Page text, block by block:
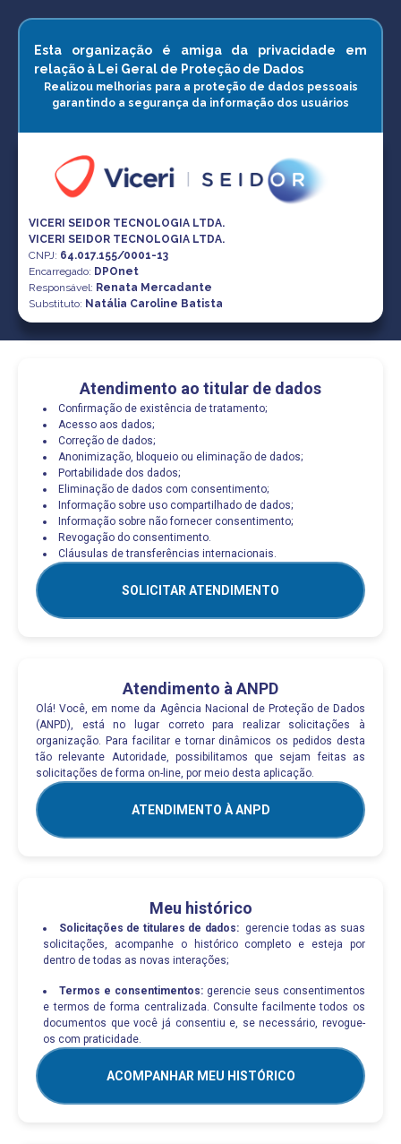
Esta organização é amiga da privacidade em
relação à Lei Geral de Proteção de Dados
Realizou melhorias para a proteção de dados pessoais
garantindo a segurança da informação dos usuários
VICERI SEIDOR TECNOLOGIA LTDA.
VICERI SEIDOR TECNOLOGIA LTDA.
CNPJ: 64.017.155/0001-13
Encarregado: DPOnet
Responsável: Renata Mercadante
Substituto: Natália Caroline Batista
Atendimento ao titular de dados
Confirmação de existência de tratamento;
Acesso aos dados;
Correção de dados;
Anonimização, bloqueio ou eliminação de dados;
Portabilidade dos dados;
Eliminação de dados com consentimento;
Informação sobre uso compartilhado de dados;
Informação sobre não fornecer consentimento;
Revogação do consentimento.
Cláusulas de transferências internacionais.
SOLICITAR ATENDIMENTO
Atendimento à ANPD
Olá! Você, em nome da Agência Nacional de Proteção de Dados
(ANPD), está no lugar correto para realizar solicitações à
organização. Para facilitar e tornar dinâmicos os pedidos desta
tão relevante Autoridade, possibilitamos que sejam feitas as
solicitações de forma on-line, por meio desta aplicação.
ATENDIMENTO À ANPD
Meu histórico
Solicitações de titulares de dados: gerencie todas as suas
solicitações, acompanhe o histórico completo e esteja por
dentro de todas as novas interações;
Termos e consentimentos: gerencie seus consentimentos
e termos de forma centralizada. Consulte facilmente todos os
documentos que você já consentiu e, se necessário, revogue-
os com praticidade.
ACOMPANHAR MEU HISTÓRICO